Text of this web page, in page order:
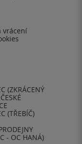
vrácení
(ZKRÁCENÝ
(TŘEBÍČ)
- OC HANÁ)